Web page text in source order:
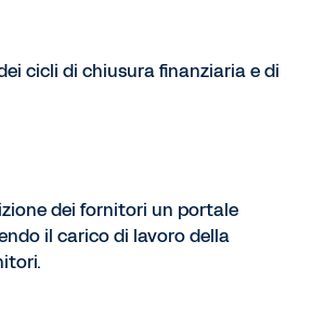
cicli di chiusura finanziaria e di
dei fornitori un portale
il carico di lavoro della